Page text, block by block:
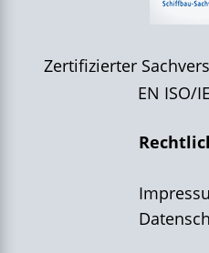
Zertifizierter
EN ISO/